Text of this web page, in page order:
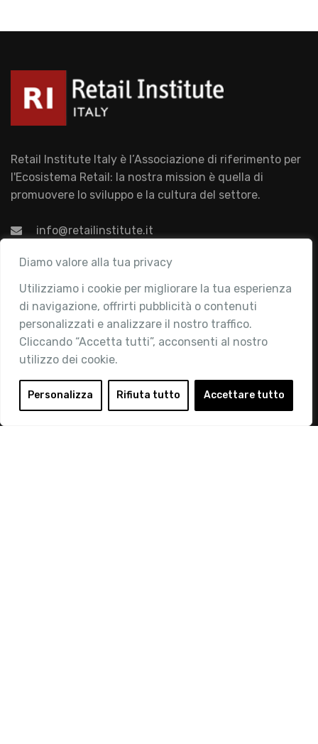
Diamo valore alla tua privacy
Utilizziamo i cookie per migliorare la tua esperienza
di navigazione, offrirti pubblicità o contenuti
personalizzati e analizzare il nostro traffico.
Cliccando “Accetta tutti”, acconsenti al nostro
utilizzo dei cookie.
Personalizza Rifiuta tutto Accettare tutto
Retail Institute Italy è l’Associazione di riferimento per
l'Ecosistema Retail: la nostra mission è quella di
promuovere lo sviluppo e la cultura del settore.
info@retailinstitute.it
Associazione
Chi siamo
Attività
Contatti
Area Riservata
Login
Diventa Socio